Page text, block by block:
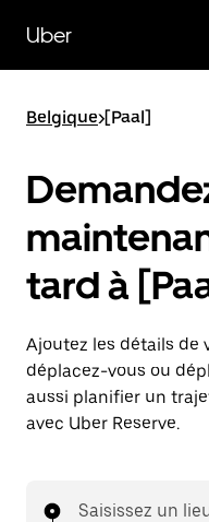
contenu
principal
Uber
Belgique>[Paal]
tard à
Ajoutez les détails de
déplacez-vous ou
aussi planifier un
avec Uber Reserve.
Saisissez un